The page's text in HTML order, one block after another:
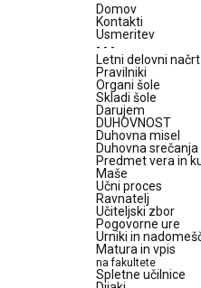
Domov
Kontakti
Usmeritev
- - -
Letni delovni načrt
Pravilniki
Organi šole
Skladi šole
Darujem
DUHOVNOST
Duhovna misel
Duhovna srečanja
Predmet vera in
Maše
Učni proces
Ravnatelj
Učiteljski zbor
Pogovorne ure
Urniki in
Matura in vpis
na fakultete
Spletne učilnice